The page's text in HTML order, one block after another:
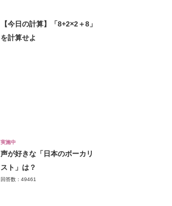
【今日の計算】「8+2×2＋8」
を計算せよ
実施中
声が好きな「日本のボーカリ
スト」は？
回答数：49461